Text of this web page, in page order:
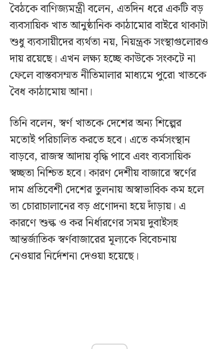
বৈঠকে বাণিজ্যমন্ত্রী বলেন, এতদিন ধরে একটি বড়
ব্যবসায়িক খাত আনুষ্ঠানিক কাঠামোর বাইরে থাকাটা
শুধু ব্যবসায়ীদের ব্যর্থতা নয়, নিয়ন্ত্রক সংস্থাগুলোরও
দায় রয়েছে। এখন লক্ষ্য হচ্ছে কাউকে সংকটে না
ফেলে বাস্তবসম্মত নীতিমালার মাধ্যমে পুরো খাতকে
বৈধ কাঠামোয় আনা।
তিনি বলেন, স্বর্ণ খাতকে দেশের অন্য শিল্পের
মতোই পরিচালিত করতে হবে। এতে কর্মসংস্থান
বাড়বে, রাজস্ব আদায় বৃদ্ধি পাবে এবং ব্যবসায়িক
স্বচ্ছতা নিশ্চিত হবে। কারণ দেশীয় বাজারে স্বর্ণের
দাম প্রতিবেশী দেশের তুলনায় অস্বাভাবিক কম হলে
তা চোরাচালানের বড় প্রণোদনা হয়ে দাঁড়ায়। এ
কারণে শুল্ক ও কর নির্ধারণের সময় দুবাইসহ
আন্তর্জাতিক স্বর্ণবাজারের মূল্যকে বিবেচনায়
নেওয়ার নির্দেশনা দেওয়া হয়েছে।